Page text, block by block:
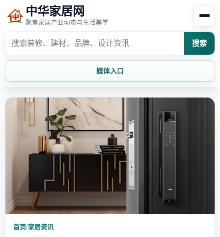
中华家居网
聚焦家居产业动态与生活美学
搜索
媒体入口
首页
家居风水 家居欣赏
装修设计
家具知识 家居文化
家装攻略 创意家居
首页/家居资讯